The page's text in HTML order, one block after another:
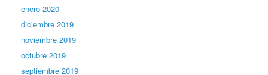
enero 2020
diciembre 2019
noviembre 2019
octubre 2019
septiembre 2019